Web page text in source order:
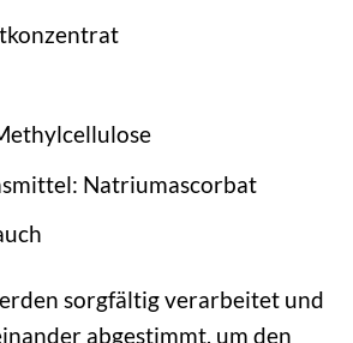
Natriumascorbat
sorgfältig verarbeitet und
abgestimmt, um den